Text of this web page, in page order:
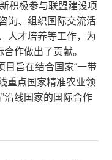
积极参与联盟建设项
询、组织国际交流活
人才培养等工作，为
作做出了贡献。
目旨在结合国家“一带
重点国家精准农业领
沿线国家的国际合作